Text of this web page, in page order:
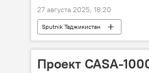
27 августа 2025, 18:20
Sputnik Таджикистан
Проект CASA-